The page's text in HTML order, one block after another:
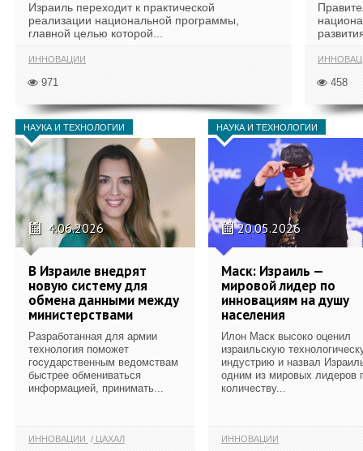
Израиль переходит к практической
реализации национальной программы,
главной целью которой...
ИННОВАЦИИ
971 458
НАУКА И ТЕХНОЛОГИИ
4.06.2026
В Израиле внедрят
новую систему для
обмена данными между
министерствами
Разработанная для армии
технология поможет
государственным ведомствам
быстрее обмениваться
информацией, принимать...
ИННОВАЦИИ ЦАХАЛ
НАУКА И ТЕХНОЛОГИИ
20.05.2026
Маск: Израиль —
мировой лидер по
инновациям на душу
населения
Илон Маск высоко оценил
израильскую
индустрию и назвал
одним из мировых лидеров
количеству...
ИННОВАЦИИ